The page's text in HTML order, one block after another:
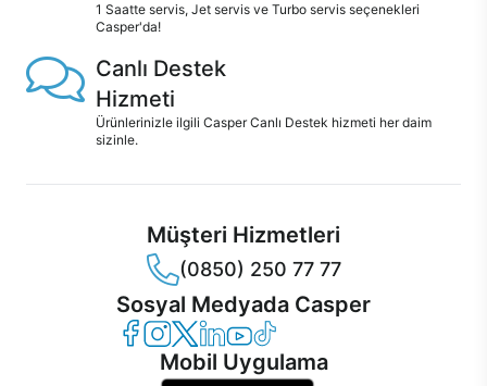
1 Saatte servis, Jet servis ve Turbo servis seçenekleri
Casper'da!
Canlı Destek
Hizmeti
Ürünlerinizle ilgili Casper Canlı Destek hizmeti her daim
sizinle.
Müşteri Hizmetleri
(0850) 250 77 77
Sosyal Medyada Casper
Casper Facebook
Casper Instagram
Casper Twitter
Casper LinkedIn
Casper YouTube
Casper TikTok
Mobil Uygulama